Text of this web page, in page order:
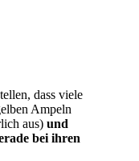
dass viele
Ampeln
aus) und
bei ihren